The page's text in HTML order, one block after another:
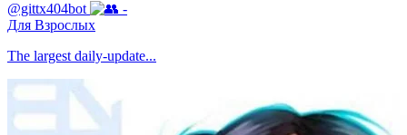
@gittx404bot
-
Для Взрослых
The largest daily-update...